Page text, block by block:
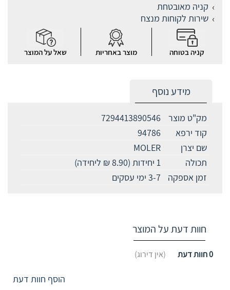
קניה מאובטחת
שירות לקוחות מנצח
קניה בטוחה מוצר באחריות שאל על המוצר
מידע נוסף
מק"ט מוצר
7294413890546
קוד ירפא
94786
שם יצרן
MOLER
תכולה
1 יחידות (8.90 ₪ ליחידה)
זמן אספקה
3-7 ימי עסקים
חוות דעת על המוצר
0חוות דעת (אין דירוג)
הוסף חוות דעת